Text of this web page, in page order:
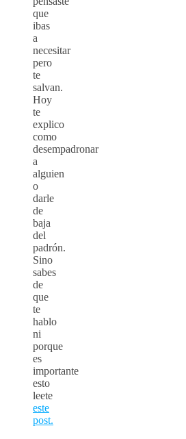
que
ibas
a
necesitar
pero
te
salvan.
Hoy
te
explico
como
desempadronar
a
alguien
o
darle
de
baja
del
padrón.
Sino
sabes
de
que
te
hablo
ni
porque
es
importante
esto
leete
este
post.